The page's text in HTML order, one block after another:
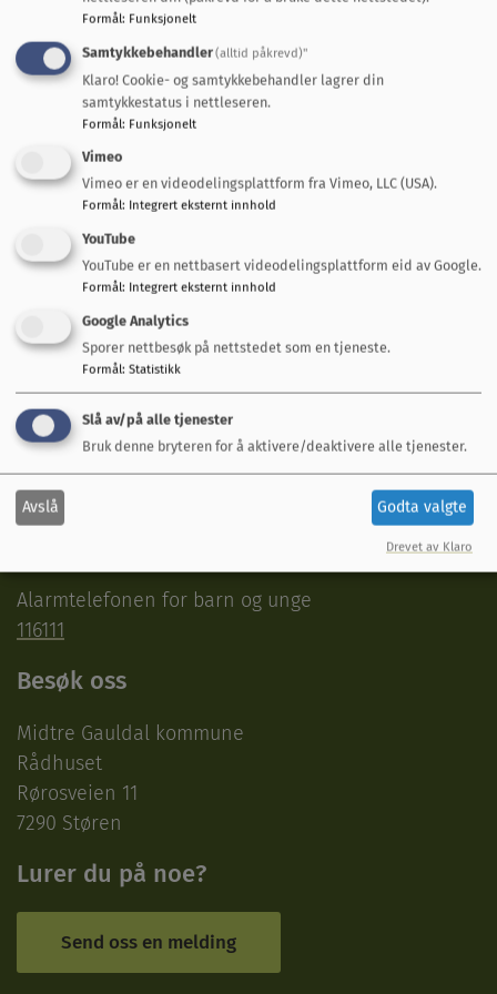
Midtre Gauldal kommune
Last ned dokument
Snakk med oss
Servicetorget Rådhuset
postmottak@mgk.no
Vakttelefoner
Teknisk beredskapsvakt
950 77 499(utenom arbeidstid)
Legevakt
Alarmtelefonen for barn og unge
116111
Besøk oss
Midtre Gauldal kommune
Rådhuset
Rørosveien 11
7290 Støren
Lurer du på noe?
Send oss en melding
Formål: Funksjonelt
Samtykkebehandler(alltid påkrevd)"
Klaro! Cookie- og samtykkebehandler lagrer din
samtykkestatus i nettleseren.
Formål: Funksjonelt
Vimeo
Vimeo er en videodelingsplattform fra Vimeo, LLC (USA).
Formål: Integrert eksternt innhold
YouTube
YouTube er en nettbasert videodelingsplattform eid av Google.
Formål: Integrert eksternt innhold
Google Analytics
Sporer nettbesøk på nettstedet som en tjeneste.
Formål: Statistikk
Slå av/på alle tjenester
Bruk denne bryteren for å aktivere/deaktivere alle tjenester.
Avslå Godta valgte
Drevet av Klaro